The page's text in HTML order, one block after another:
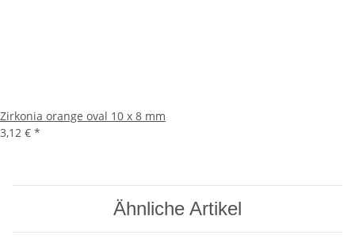
Zirkonia orange oval 10 x 8 mm
3,12 € *
Ähnliche Artikel